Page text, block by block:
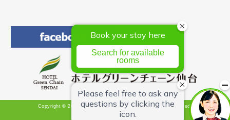
Copyright © 2026 Hotel Green Chain Sendai All Rights Reserved.